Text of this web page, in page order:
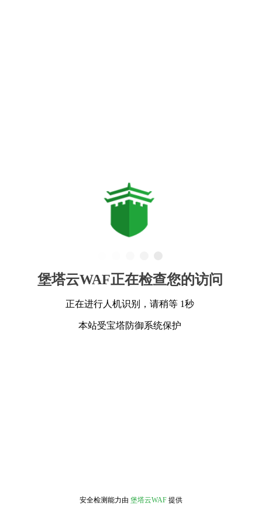
堡塔云WAF正在检查您的访问
正在进行人机识别，请稍等 1秒
本站受宝塔防御系统保护
安全检测能力由 堡塔云WAF 提供